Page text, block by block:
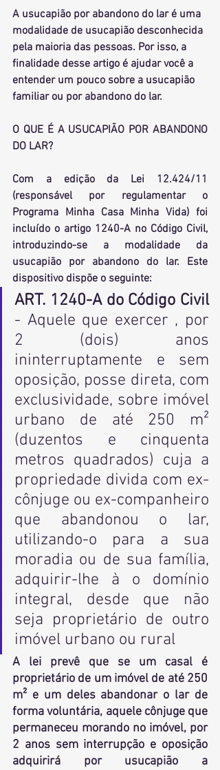
A usucapião por abandono do lar é uma
modalidade de usucapião desconhecida
pela maioria das pessoas. Por isso, a
finalidade desse artigo é ajudar você a
entender um pouco sobre a usucapião
familiar ou por abandono do lar.
O QUE É A USUCAPIÃO POR ABANDONO
DO LAR?
Com a edição da Lei 12.424/11
(responsável por regulamentar o
Programa Minha Casa Minha Vida) foi
incluído o artigo 1240-A no Código Civil,
introduzindo-se a modalidade da
usucapião por abandono do lar. Este
dispositivo dispõe o seguinte:
ART. 1240-A do Código Civil
- Aquele que exercer , por
2 (dois) anos
ininterruptamente e sem
oposição, posse direta, com
exclusividade, sobre imóvel
urbano de até 250 m²
(duzentos e cinquenta
metros quadrados) cuja a
propriedade divida com ex-
cônjuge ou ex-companheiro
que abandonou o lar,
utilizando-o para a sua
moradia ou de sua família,
adquirir-lhe à o domínio
integral, desde que não
seja proprietário de outro
imóvel urbano ou rural
A lei prevê que se um casal é
proprietário de um imóvel de até 250
m² e um deles abandonar o lar de
forma voluntária, aquele cônjuge que
permaneceu morando no imóvel, por
2 anos sem interrupção e oposição
adquirirá por usucapião a